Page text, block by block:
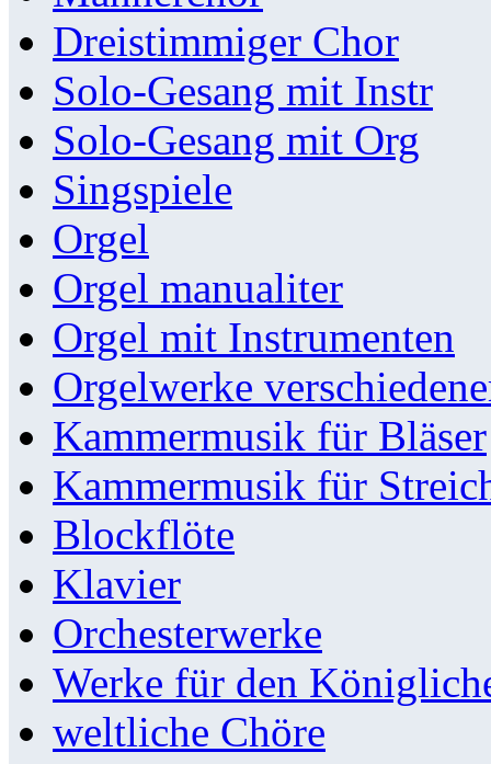
Dreistimmiger Chor
Solo-Gesang mit Instr
Solo-Gesang mit Org
Singspiele
Orgel
Orgel manualiter
Orgel mit Instrumenten
Orgelwerke
Kammermusik für Bläser
Kammermusik für
Blockflöte
Klavier
Orchesterwerke
Werke für den
weltliche Chöre